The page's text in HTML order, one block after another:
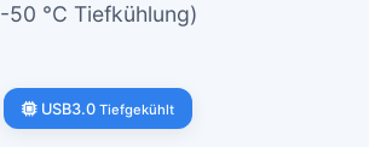
-50 °C Tiefkühlung)
USB3.0 Tiefgekühlt